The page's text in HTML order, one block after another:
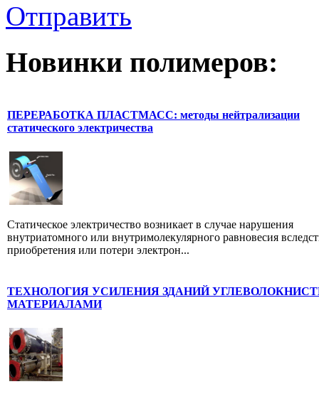
Отправить
Новинки полимеров:
ПЕРЕРАБОТКА ПЛАСТМАСС: методы нейтрализации
статического электричества
Статическое электричество возникает в случае нарушения
внутриатомного или внутримолекулярного равновесия
приобретения или потери электрон...
ТЕХНОЛОГИЯ УСИЛЕНИЯ ЗДАНИЙ
МАТЕРИАЛАМИ